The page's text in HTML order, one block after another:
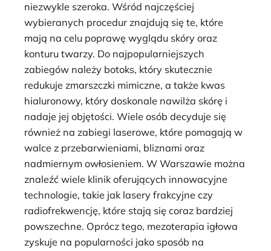
niezwykle szeroka. Wśród najczęściej
wybieranych procedur znajdują się te, które
mają na celu poprawę wyglądu skóry oraz
konturu twarzy. Do najpopularniejszych
zabiegów należy botoks, który skutecznie
redukuje zmarszczki mimiczne, a także kwas
hialuronowy, który doskonale nawilża skórę i
nadaje jej objętości. Wiele osób decyduje się
również na zabiegi laserowe, które pomagają w
walce z przebarwieniami, bliznami oraz
nadmiernym owłosieniem. W Warszawie można
znaleźć wiele klinik oferujących innowacyjne
technologie, takie jak lasery frakcyjne czy
radiofrekwencję, które stają się coraz bardziej
powszechne. Oprócz tego, mezoterapia igłowa
zyskuje na popularności jako sposób na